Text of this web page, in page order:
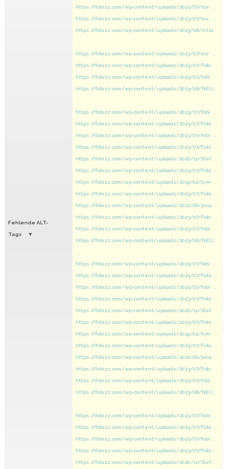
Fehlende ALT-
Tags
https://fobizz.com/wp-content/uploads/2023/07/ico- ...
https://fobizz.com/wp-content/uploads/2023/07/ico- ...
https://fobizz.com/wp-content/uploads/2023/08/Inha
https://fobizz.com/wp-content/uploads/2023/07/ico- ...
https://fobizz.com/wp-content/uploads/2023/07/Fobi ...
https://fobizz.com/wp-content/uploads/2023/07/fobi ...
https://fobizz.com/wp-content/uploads/2023/08/NEU_
https://fobizz.com/wp-content/uploads/2023/07/fobi ...
https://fobizz.com/wp-content/uploads/2023/07/Fobi ...
https://fobizz.com/wp-content/uploads/2023/07/fobi ...
https://fobizz.com/wp-content/uploads/2023/07/Fobi ...
https://fobizz.com/wp-content/uploads/2020/11/Stef ...
https://fobizz.com/wp-content/uploads/2023/07/Fobi ...
https://fobizz.com/wp-content/uploads/2019/02/kim- ...
https://fobizz.com/wp-content/uploads/2023/07/Fobi ...
https://fobizz.com/wp-content/uploads/2021/06/jona ...
https://fobizz.com/wp-content/uploads/2023/07/Fobi ...
https://fobizz.com/wp-content/uploads/2023/07/fobi ...
https://fobizz.com/wp-content/uploads/2023/08/NEU_
https://fobizz.com/wp-content/uploads/2023/07/fobi ...
https://fobizz.com/wp-content/uploads/2023/07/Fobi ...
https://fobizz.com/wp-content/uploads/2023/07/fobi ...
https://fobizz.com/wp-content/uploads/2023/07/Fobi ...
https://fobizz.com/wp-content/uploads/2020/11/Stef ...
https://fobizz.com/wp-content/uploads/2023/07/Fobi ...
https://fobizz.com/wp-content/uploads/2019/02/kim- ...
https://fobizz.com/wp-content/uploads/2023/07/Fobi ...
https://fobizz.com/wp-content/uploads/2021/06/jona ...
https://fobizz.com/wp-content/uploads/2023/07/Fobi ...
https://fobizz.com/wp-content/uploads/2023/07/fobi ...
https://fobizz.com/wp-content/uploads/2023/08/NEU_
https://fobizz.com/wp-content/uploads/2023/07/fobi ...
https://fobizz.com/wp-content/uploads/2023/07/Fobi ...
https://fobizz.com/wp-content/uploads/2023/07/fobi ...
https://fobizz.com/wp-content/uploads/2023/07/Fobi ...
https://fobizz.com/wp-content/uploads/2020/11/Stef ...